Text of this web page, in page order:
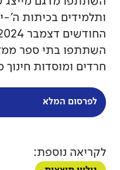
ותלמידים בכיתות ה'-
השתתפו בתי ספר
חרדים ומוסדות חינוך
לפרסום המלא
לקריאה נוספת: